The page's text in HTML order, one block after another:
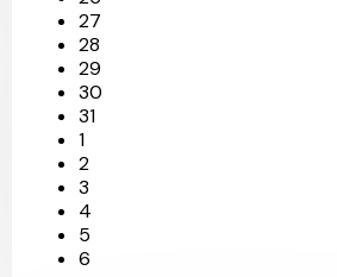
27
28
29
30
31
1
2
3
4
5
6